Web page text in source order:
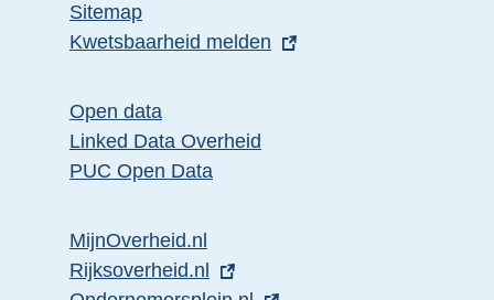
Sitemap
E
t
e
r
l
i
Kwetsbaarheid melden
Open data
Linked Data Overheid
PUC Open Data
MijnOverheid.nl
E
Rijksoverheid.nl